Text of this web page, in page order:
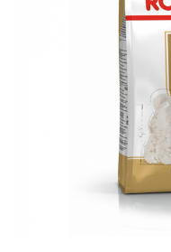
Suport Articular